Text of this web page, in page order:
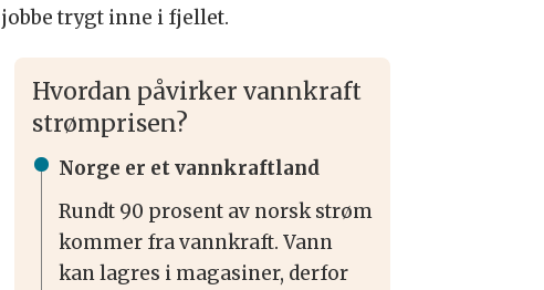
jobbe trygt inne i fjellet.
Hvordan påvirker vannkraft
strømprisen?
Norge er et vannkraftland
Rundt 90 prosent av norsk strøm
kommer fra vannkraft. Vann
kan lagres i magasiner, derfor